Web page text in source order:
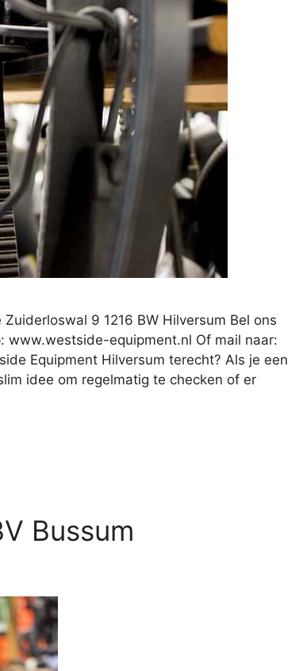
9 1216 BW Hilversum Bel ons
equipment.nl Of mail naar:
Equipment Hilversum terecht? Als je een
idee om regelmatig te checken of er
Bussum